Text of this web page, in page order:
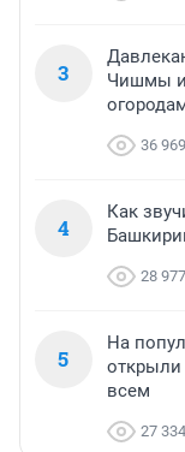
3
Чишмы и
36 969
4
Как
28 977
5
На
открыли
всем
27 334